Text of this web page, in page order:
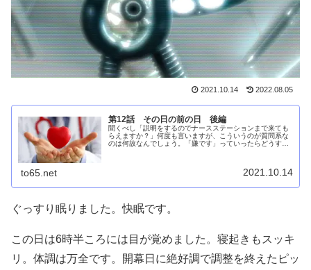
2021.10.14 2022.08.05
第12話 その日の前の日 後編
聞くべし「説明をするのでナースステーションまで来ても
らえますか？」何度も言いますが、こういうのが質問系な
のは何故なんでしょう。「嫌です」っていったらどうする
to65.net 2021.10.14
ぐっすり眠りました。快眠です。
この日は6時半ころには目が覚めました。寝起きもスッキ
リ。体調は万全です。開幕日に絶好調で調整を終えたピッ